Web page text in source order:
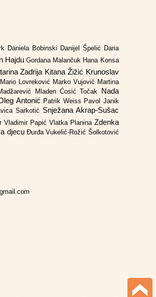
Daniela Bobinski Danijel Špelić Daria
Hajdu Gordana Malančuk Hana Konsa
Zadrija Kitana Žižić Krunoslav
Mario Lovreković Marko Vujović Martina
Mladen Ćosić Točak Nada
Antonić Patrik Weiss Pavol Janik
Sarkotić Snježana Akrap-Sušac
Vladimir Papić Vlatka Planina Zdenka
djecu Đurđa Vukelić-Rožić Šolkotović